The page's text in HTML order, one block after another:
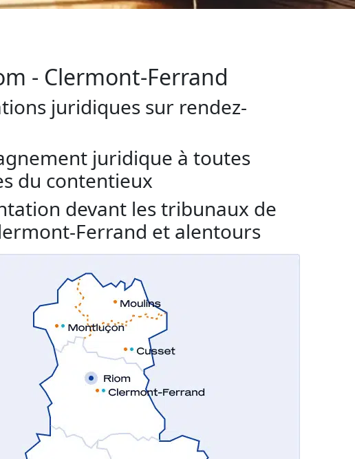
- Clermont-Ferrand
juridiques sur rendez-
juridique à toutes
du contentieux
devant les tribunaux de
Ferrand et alentours